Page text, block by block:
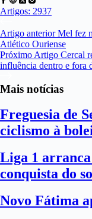
Artigos: 2937
Artigo anteriorMel fez
Atlético Ouriense
Próximo Artigo Cercal
influência dentro e fora
Mais notícias
Freguesia de
ciclismo à
Liga 1 arranca
conquista do
Novo Fátima